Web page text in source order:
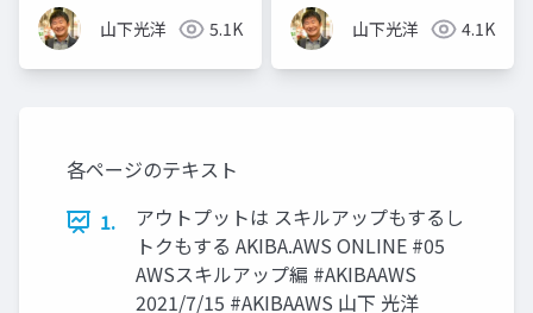
山下光洋 5.1K 山下光洋 4.1K
各ページのテキスト
1.
アウトプットは スキルアップもするし
トクもする AKIBA.AWS ONLINE #05
AWSスキルアップ編 #AKIBAAWS
2021/7/15 #AKIBAAWS 山下 光洋